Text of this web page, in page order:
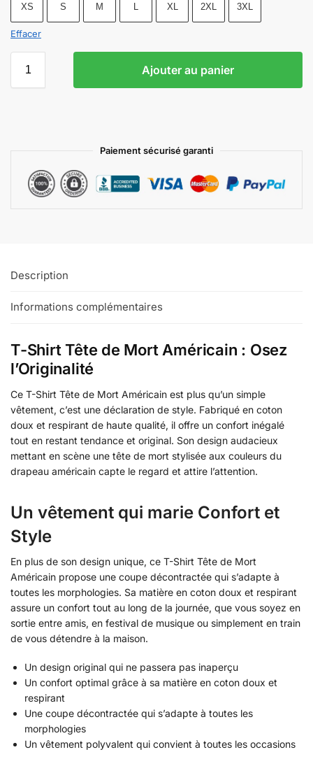
XS S M XL 2XL 3XL
Effacer
Ajouter au panier
Paiement sécurisé garanti
Description
Informations complémentaires
T-Shirt Tête de Mort Américain : Osez
l’Originalité
Ce T-Shirt Tête de Mort Américain est plus qu’un simple
vêtement, c’est une déclaration de style. Fabriqué en coton
doux et respirant de haute qualité, il offre un confort inégalé
tout en restant tendance et original. Son design audacieux
mettant en scène une tête de mort stylisée aux couleurs du
drapeau américain capte le regard et attire l’attention.
Un vêtement qui marie Confort et
Style
En plus de son design unique, ce T-Shirt Tête de Mort
Américain propose une coupe décontractée qui s’adapte à
toutes les morphologies. Sa matière en coton doux et respirant
assure un confort tout au long de la journée, que vous soyez en
sortie entre amis, en festival de musique ou simplement en train
de vous détendre à la maison.
Un design original qui ne passera pas inaperçu
Un confort optimal grâce à sa matière en coton doux et
respirant
Une coupe décontractée qui s’adapte à toutes les
morphologies
Un vêtement polyvalent qui convient à toutes les occasions